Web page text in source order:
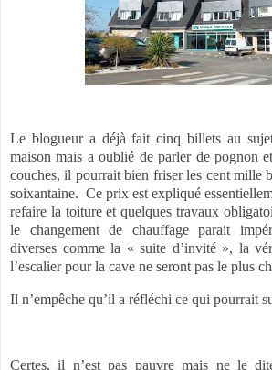
Le blogueur a déjà fait cinq billets au
maison mais a oublié de parler de pognon
couches, il pourrait bien friser les cent mille
soixantaine. Ce prix est expliqué
refaire la toiture et quelques travaux
le changement de chauffage parait
diverses comme la « suite d’invité », la
l’escalier pour la cave ne seront pas le plus
Il n’empêche qu’il a réfléchi ce qui pourrait
Certes, il n’est pas pauvre mais ne le